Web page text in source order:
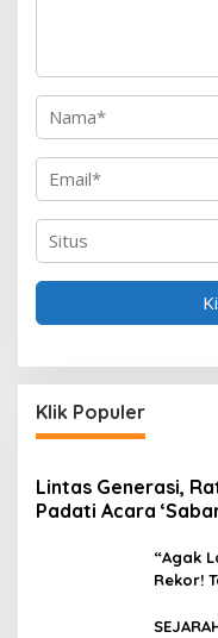
Klik Populer
Lintas Generasi,
Padati Acara
“Agak
Rekor!